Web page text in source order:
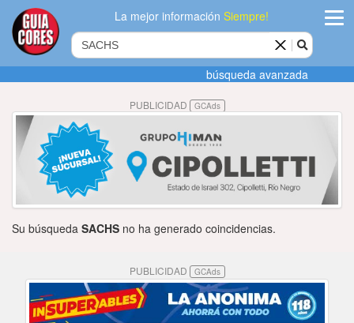
La mejor informaciónSiempre!
Agregar
empresa
datos
Publicidad
Tiendacores
Contactenos
búsqueda avanzada
PUBLICIDAD GCAds
Su búsqueda SACHS no ha generado coincidencias.
PUBLICIDAD GCAds